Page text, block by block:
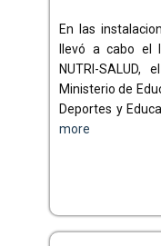
En las
llevó a cabo el
NUTRI-
Ministerio de
Deportes y
more